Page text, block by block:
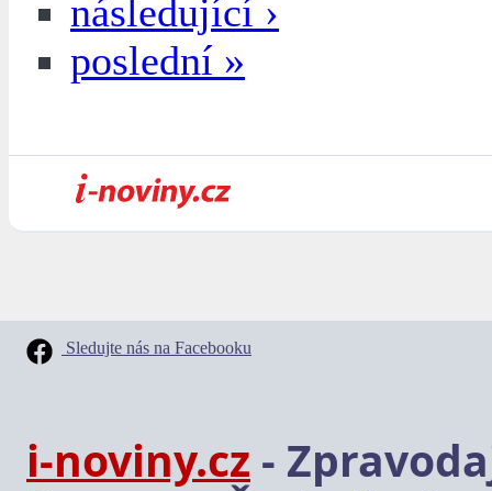
následující ›
poslední »
Sledujte nás na Facebooku
i-noviny.cz -